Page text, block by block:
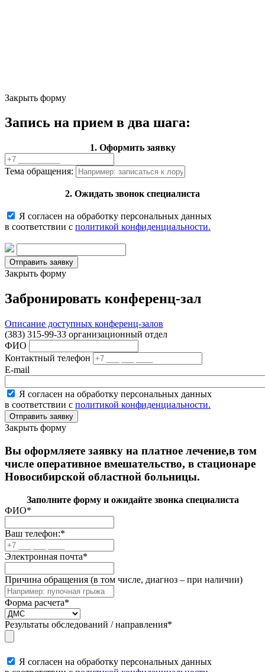
Закрыть форму
Запись на прием в два шага:
1. Оформить заявку
Тема обращения:
2. Ожидать звонок специалиста
Я согласен на обработку персональных данных
в соответствии с политикой конфиденциальности.
Закрыть форму
Забронировать конференц-зал
Описание доступных конференц-залов
(383) 315-99-33 организационный отдел
ФИО
Контактный телефон
E-mail
Я согласен на обработку персональных данных
в соответствии с политикой конфиденциальности.
Закрыть форму
Вы оформляете заявку на платное лечение,в том
числе оперативное вмешательство, в стационаре
Новосибирской областной больницы.
Заполните форму и ожидайте звонка специалиста
ФИО*
Ваш телефон:*
Электронная почта*
Причина обращения (в том числе, диагноз – при наличии)
Форма расчета*
Результаты обследований / направления*
Я согласен на обработку персональных данных